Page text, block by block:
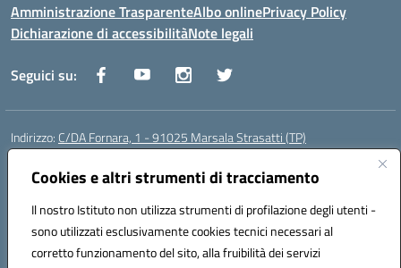
Cookies e altri strumenti di tracciamento
Il nostro Istituto non utilizza strumenti di profilazione degli utenti -
sono utilizzati esclusivamente cookies tecnici necessari al
corretto funzionamento del sito, alla fruibilità dei servizi
Amministrazione TrasparenteAlbo onlinePrivacy Policy
Dichiarazione di accessibilitàNote legali
Seguici su:
Indirizzo: C/DA Fornara, 1 - 91025 Marsala Strasatti (TP)
Centralino:
Posta elettronica certificata (PEC):tpic81600v@pec.istruzione.it
Codice fiscale: 82006360810
Codice meccanografico:TPIC81600V
Codice Indice delle Pubbliche Amministrazioni (IPA): istsc_tpic81600v
Codice unico di fatturazione (CUF): UFODYY